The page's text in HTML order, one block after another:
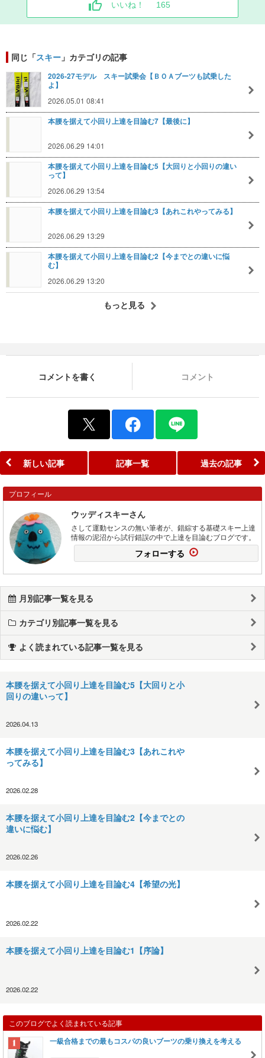
いいね！ 165
同じ「スキー 」カテゴリの記事
2026-27モデル スキー試乗会【ＢＯＡブーツも試乗した
よ】
2026.05.01 08:41
本腰を据えて小回り上達を目論む7【最後に】
2026.06.29 14:01
本腰を据えて小回り上達を目論む5【大回りと小回りの違い
って】
2026.06.29 13:54
本腰を据えて小回り上達を目論む3【あれこれやってみる】
2026.06.29 13:29
本腰を据えて小回り上達を目論む2【今までとの違いに悩
む】
2026.06.29 13:20
もっと見る
コメントを書く コメント
新しい記事 記事一覧 過去の記事
プロフィール
ウッディスキーさん
さして運動センスの無い筆者が、錯綜する基礎スキー上達
情報の泥沼から試行錯誤の中で上達を目論むブログです。
フォローする
月別記事一覧を見る
カテゴリ別記事一覧を見る
よく読まれている記事一覧を見る
本腰を据えて小回り上達を目論む5【大回りと小
回りの違いって】
2026.04.13
本腰を据えて小回り上達を目論む3【あれこれや
ってみる】
2026.02.28
本腰を据えて小回り上達を目論む2【今までとの
違いに悩む】
2026.02.26
本腰を据えて小回り上達を目論む4【希望の光】
2026.02.22
本腰を据えて小回り上達を目論む1【序論】
2026.02.22
このブログでよく読まれている記事
一級合格までの最もコスパの良いブーツの乗り換えを考える